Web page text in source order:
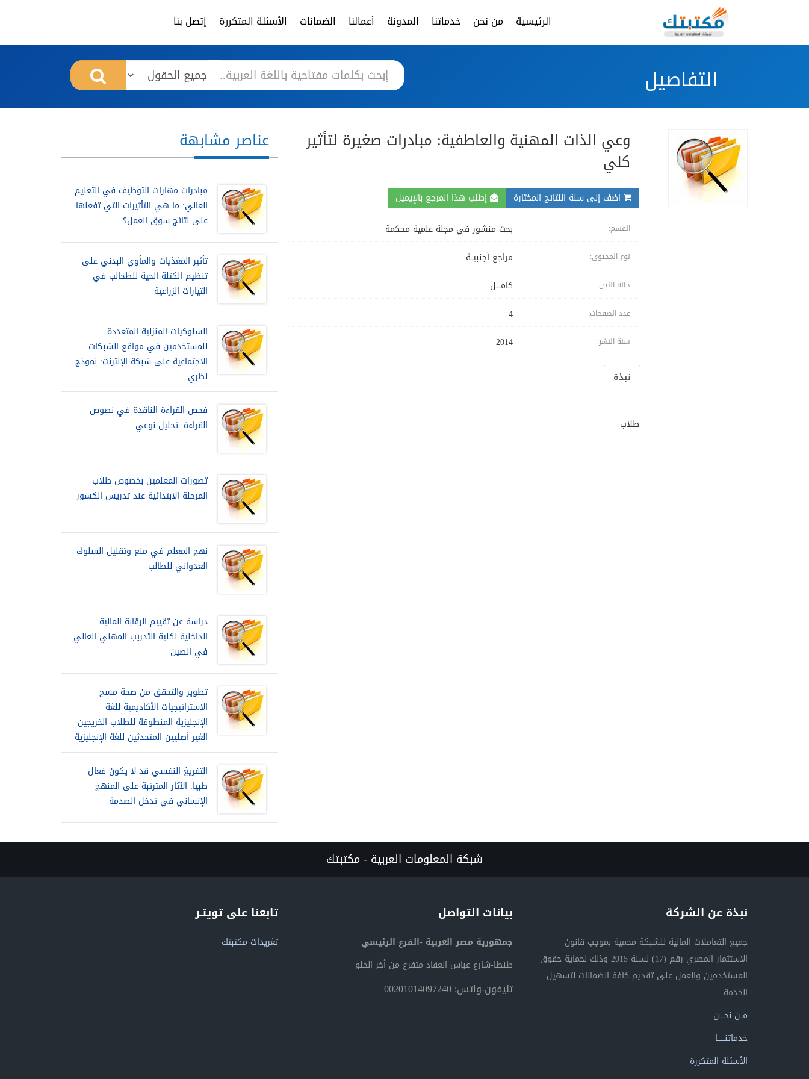
الرئيسية من نحن خدماتنا المدونة أعمالنا الضمانات الأسئلة المتكررة إتصل بنا
التفاصيل
وعي الذات المهنية والعاطفية: مبادرات صغيرة لتأثير
كلي
اضف إلى سلة النتائج المختارة إطلب هذا المرجع بالإيميل
القسم: بحث منشور في مجلة علمية محكمة
نوع المحتوى: مراجع أجنبيــة
حالة النص: كامــــل
عدد الصفحات: 4
سنة النشر: 2014
نبذة
طلاب
عناصر مشابهة
مبادرات مهارات التوظيف في التعليم
العالي: ما هي التأثيرات التي تفعلها
على نتائج سوق العمل؟
تأثير المغذيات والمأوي البدني على
تنظيم الكتلة الحية للطحالب في
التيارات الزراعية
السلوكيات المنزلية المتعددة
للمستخدمين في مواقع الشبكات
الاجتماعية على شبكة الإنترنت: نموذج
نظري
فحص القراءة الناقدة في نصوص
القراءة: تحليل نوعي
تصورات المعلمين بخصوص طلاب
المرحلة الابتدائية عند تدريس الكسور
نهج المعلم في منع وتقليل السلوك
العدواني للطالب
دراسة عن تقييم الرقابة المالية
الداخلية لكلية التدريب المهني العالي
في الصين
تطوير والتحقق من صحة مسح
الاستراتيجيات الأكاديمية للغة
الإنجليزية المنطوقة للطلاب الخريجين
الغير أصليين المتحدثين للغة الإنجليزية
التفريغ النفسي قد لا يكون فعال
طبيا: الآثار المترتبة على المنهج
الإنساني في تدخل الصدمة
شبكة المعلومات العربية - مكتبتك
نبذة عن الشركة
جميع التعاملات المالية للشبكة محمية بموجب قانون
الاستثمار المصري رقم (17) لسنة 2015 وذلك لحماية حقوق
المستخدمين والعمل على تقديم كافة الضمانات لتسهيل
الخدمة.
مــن نحــــن
خدماتنــــــا
الأسئلة المتكررة
بيانات التواصل
جمهورية مصر العربية -الفرع الرئيسي
طنطا-شارع عباس العقاد متفرع من أخر الحلو
تليفون-واتس: 00201014097240
تابعنا على تويتـر
تغريدات مكتبتك